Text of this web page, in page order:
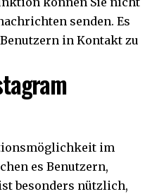
senden. Es
in Kontakt zu
im
es Benutzern,
besonders nützlich,